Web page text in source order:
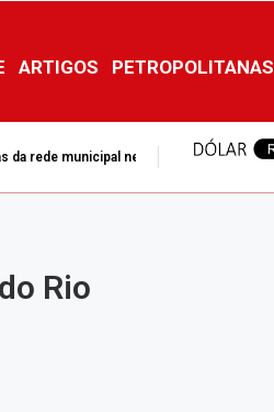
ARTIGOS PETROPOLITANAS
rede municipal nesta...
Rio